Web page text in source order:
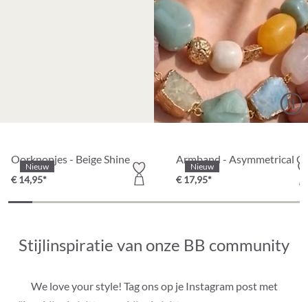
Nieuw
Oorknopjes - Beige Shine
€ 14,95*
Nieuw
Armband - Asymmetrical
€ 17,95*
Stijlinspiratie van onze BB community
We love your style! Tag ons op je Instagram post met